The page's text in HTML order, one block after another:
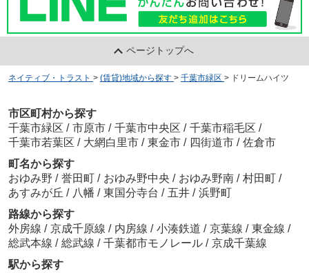
スマイル歯科医院
おゆみ野眼科クリニック
約592m／8分
約495m／7分
ページトップへ
ネイティブ・トラスト > (賃貸)地域から探す > 千葉市緑区 > ドリームハイツ
市区町村から探す
千葉市緑区 / 市原市 / 千葉市中央区 / 千葉市稲毛区 /
千葉市若葉区 / 大網白里市 / 東金市 / 四街道市 / 佐倉市
町名から探す
おゆみ野 / 誉田町 / おゆみ野中央 / おゆみ野南 / 村田町 /
あすみが丘 / 八幡 / 東国分寺台 / 五井 / 浜野町
路線から探す
外房線 / 京成千原線 / 内房線 / 小湊鉄道 / 京葉線 / 東金線 /
総武本線 / 総武線 / 千葉都市モノレール / 京成千葉線
駅から探す